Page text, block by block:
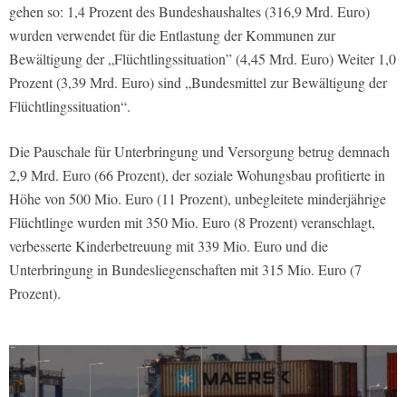
gehen so: 1,4 Prozent des Bundeshaushaltes (316,9 Mrd. Euro)
wurden verwendet für die Entlastung der Kommunen zur
Bewältigung der „Flüchtlingssituation” (4,45 Mrd. Euro) Weiter 1,0
Prozent (3,39 Mrd. Euro) sind „Bundesmittel zur Bewältigung der
Flüchtlingssituation“.
Die Pauschale für Unterbringung und Versorgung betrug demnach
2,9 Mrd. Euro (66 Prozent), der soziale Wohungsbau profitierte in
Höhe von 500 Mio. Euro (11 Prozent), unbegleitete minderjährige
Flüchtlinge wurden mit 350 Mio. Euro (8 Prozent) veranschlagt,
verbesserte Kinderbetreuung mit 339 Mio. Euro und die
Unterbringung in Bundesliegenschaften mit 315 Mio. Euro (7
Prozent).